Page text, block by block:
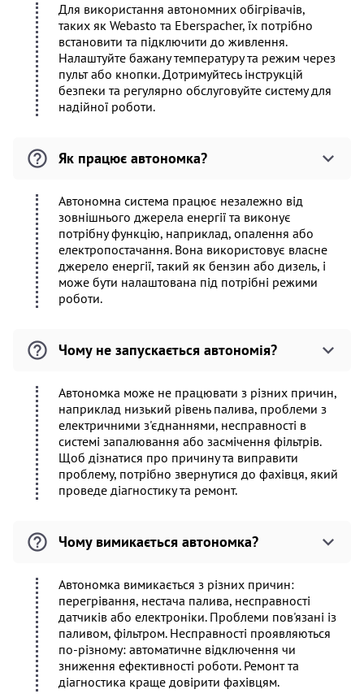
Для використання автономних обігрівачів,
таких як Webasto та Eberspacher, їх потрібно
встановити та підключити до живлення.
Налаштуйте бажану температуру та режим через
пульт або кнопки. Дотримуйтесь інструкцій
безпеки та регулярно обслуговуйте систему для
надійної роботи.
Як працює автономка?
Автономна система працює незалежно від
зовнішнього джерела енергії та виконує
потрібну функцію, наприклад, опалення або
електропостачання. Вона використовує власне
джерело енергії, такий як бензин або дизель, і
може бути налаштована під потрібні режими
роботи.
Чому не запускається автономія?
Автономка може не працювати з різних причин,
наприклад низький рівень палива, проблеми з
електричними з'єднаннями, несправності в
системі запалювання або засмічення фільтрів.
Щоб дізнатися про причину та виправити
проблему, потрібно звернутися до фахівця, який
проведе діагностику та ремонт.
Чому вимикається автономка?
Автономка вимикається з різних причин:
перегрівання, нестача палива, несправності
датчиків або електроніки. Проблеми пов'язані із
паливом, фільтром. Несправності проявляються
по-різному: автоматичне відключення чи
зниження ефективності роботи. Ремонт та
діагностика краще довірити фахівцям.